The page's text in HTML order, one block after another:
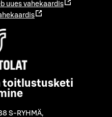
uues vahekaardis
toitlustusketi
S-RYHMÄ,